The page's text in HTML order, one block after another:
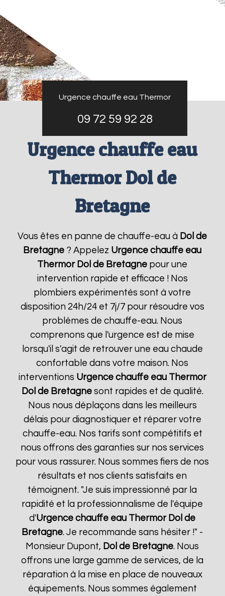
Urgence chauffe eau Thermor
09 72 59 92 28
Urgence chauffe eau
Thermor Dol de
Bretagne
Vous êtes en panne de chauffe-eau à Dol de
Bretagne ? Appelez Urgence chauffe eau
Thermor Dol de Bretagne pour une
intervention rapide et efficace ! Nos
plombiers expérimentés sont à votre
disposition 24h/24 et 7j/7 pour résoudre vos
problèmes de chauffe-eau. Nous
comprenons que l'urgence est de mise
lorsqu'il s'agit de retrouver une eau chaude
confortable dans votre maison. Nos
interventions Urgence chauffe eau Thermor
Dol de Bretagnesont rapides et de qualité.
Nous nous déplaçons dans les meilleurs
délais pour diagnostiquer et réparer votre
chauffe-eau. Nos tarifs sont compétitifs et
nous offrons des garanties sur nos services
pour vous rassurer. Nous sommes fiers de nos
résultats et nos clients satisfaits en
témoignent. "Je suis impressionné par la
rapidité et la professionnalisme de l'équipe
d'Urgence chauffe eau Thermor Dol de
Bretagne. Je recommande sans hésiter !" -
Monsieur Dupont, Dol de Bretagne. Nous
offrons une large gamme de services, de la
réparation à la mise en place de nouveaux
équipements. Nous sommes également